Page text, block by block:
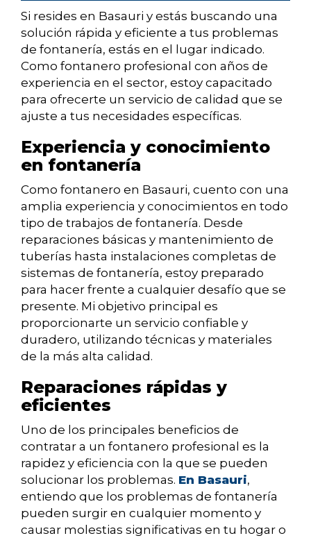
Si resides en Basauri y estás buscando una
solución rápida y eficiente a tus problemas
de fontanería, estás en el lugar indicado.
Como fontanero profesional con años de
experiencia en el sector, estoy capacitado
para ofrecerte un servicio de calidad que se
ajuste a tus necesidades específicas.
Experiencia y conocimiento
en fontanería
Como fontanero en Basauri, cuento con una
amplia experiencia y conocimientos en todo
tipo de trabajos de fontanería. Desde
reparaciones básicas y mantenimiento de
tuberías hasta instalaciones completas de
sistemas de fontanería, estoy preparado
para hacer frente a cualquier desafío que se
presente. Mi objetivo principal es
proporcionarte un servicio confiable y
duradero, utilizando técnicas y materiales
de la más alta calidad.
Reparaciones rápidas y
eficientes
Uno de los principales beneficios de
contratar a un fontanero profesional es la
rapidez y eficiencia con la que se pueden
solucionar los problemas. En Basauri,
entiendo que los problemas de fontanería
pueden surgir en cualquier momento y
causar molestias significativas en tu hogar o